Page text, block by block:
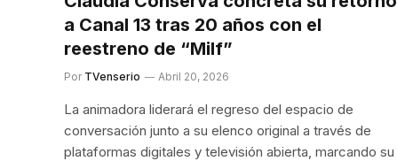
a Canal 13 tras 20 años con el
reestreno de “Milf”
Por TVenserio Abril 20, 2026
La animadora liderará el regreso del espacio de
conversación junto a su elenco original a través de
plataformas digitales y televisión abierta, marcando su